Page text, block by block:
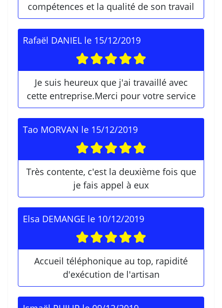
compétences et la qualité de son travail
Rafaël DANIEL le 15/12/2019
Je suis heureux que j'ai travaillé avec
cette entreprise.Merci pour votre service
Tao MORVAN le 15/12/2019
Très contente, c'est la deuxième fois que
je fais appel à eux
Elsa DEMANGE le 10/12/2019
Accueil téléphonique au top, rapidité
d'exécution de l'artisan